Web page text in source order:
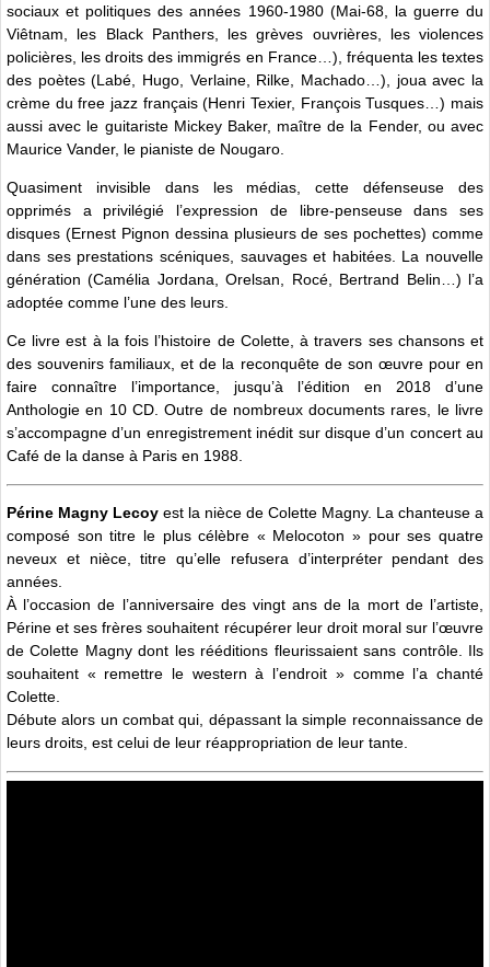
sociaux et politiques des années 1960-1980 (Mai-68, la guerre du
Viêtnam, les Black Panthers, les grèves ouvrières, les violences
policières, les droits des immigrés en France…), fréquenta les textes
des poètes (Labé, Hugo, Verlaine, Rilke, Machado…), joua avec la
crème du free jazz français (Henri Texier, François Tusques…) mais
aussi avec le guitariste Mickey Baker, maître de la Fender, ou avec
Maurice Vander, le pianiste de Nougaro.
Quasiment invisible dans les médias, cette défenseuse des
opprimés a privilégié l’expression de libre-penseuse dans ses
disques (Ernest Pignon dessina plusieurs de ses pochettes) comme
dans ses prestations scéniques, sauvages et habitées. La nouvelle
génération (Camélia Jordana, Orelsan, Rocé, Bertrand Belin…) l’a
adoptée comme l’une des leurs.
Ce livre est à la fois l’histoire de Colette, à travers ses chansons et
des souvenirs familiaux, et de la reconquête de son œuvre pour en
faire connaître l’importance, jusqu’à l’édition en 2018 d’une
Anthologie en 10 CD. Outre de nombreux documents rares, le livre
s’accompagne d’un enregistrement inédit sur disque d’un concert au
Café de la danse à Paris en 1988.
Périne Magny Lecoy est la nièce de Colette Magny. La chanteuse a
composé son titre le plus célèbre « Melocoton » pour ses quatre
neveux et nièce, titre qu’elle refusera d’interpréter pendant des
années.
À l’occasion de l’anniversaire des vingt ans de la mort de l’artiste,
Périne et ses frères souhaitent récupérer leur droit moral sur l’œuvre
de Colette Magny dont les rééditions fleurissaient sans contrôle. Ils
souhaitent « remettre le western à l’endroit » comme l’a chanté
Colette.
Débute alors un combat qui, dépassant la simple reconnaissance de
leurs droits, est celui de leur réappropriation de leur tante.